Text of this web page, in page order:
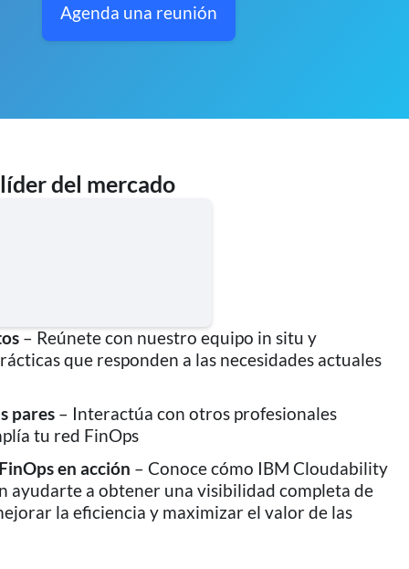
Agenda una reunión
del mercado
– Reúnete con nuestro equipo in situ y
que responden a las necesidades actuales
pares– Interactúa con otros profesionales
tu red FinOps
en acción – Conoce cómo IBM Cloudability
ayudarte a obtener una visibilidad completa de
la eficiencia y maximizar el valor de las